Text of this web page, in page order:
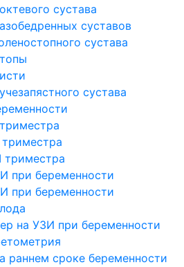
сустава
суставов
сустава
сустава
триместра
при беременности
при беременности
на УЗИ при беременности
раннем сроке беременности